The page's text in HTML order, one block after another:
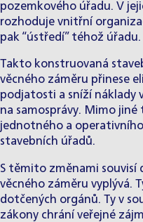
pozemkového úřadu. V
rozhoduje vnitřní
pak “ústředí” téhož úřadu.
Takto konstruovaná
věcného záměru přinese
podjatosti a sníží náklady
na samosprávy. Mimo
jednotného a
stavebních úřadů.
S těmito změnami souvisí
věcného záměru vyplývá.
dotčených orgánů. Ty v
zákony chrání veřejné